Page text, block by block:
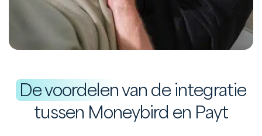
De voordelenvan de integratie
tussen Moneybird en Payt